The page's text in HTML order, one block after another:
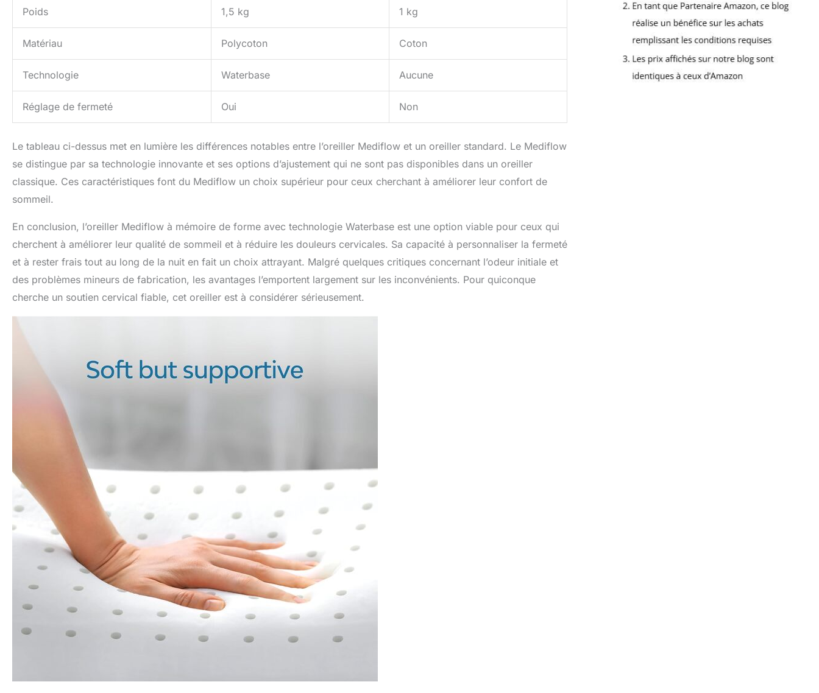
Poids 1,5 kg 1 kg
Matériau Polycoton Coton
Technologie Waterbase Aucune
Réglage de fermeté Oui Non
Le tableau ci-dessus met en lumière les différences notables entre l’oreiller Mediflow et un oreiller standard. Le Mediflow
se distingue par sa technologie innovante et ses options d’ajustement qui ne sont pas disponibles dans un oreiller
classique. Ces caractéristiques font du Mediflow un choix supérieur pour ceux cherchant à améliorer leur confort de
sommeil.
En conclusion, l’oreiller Mediflow à mémoire de forme avec technologie Waterbase est une option viable pour ceux qui
cherchent à améliorer leur qualité de sommeil et à réduire les douleurs cervicales. Sa capacité à personnaliser la fermeté
et à rester frais tout au long de la nuit en fait un choix attrayant. Malgré quelques critiques concernant l’odeur initiale et
des problèmes mineurs de fabrication, les avantages l’emportent largement sur les inconvénients. Pour quiconque
cherche un soutien cervical fiable, cet oreiller est à considérer sérieusement.